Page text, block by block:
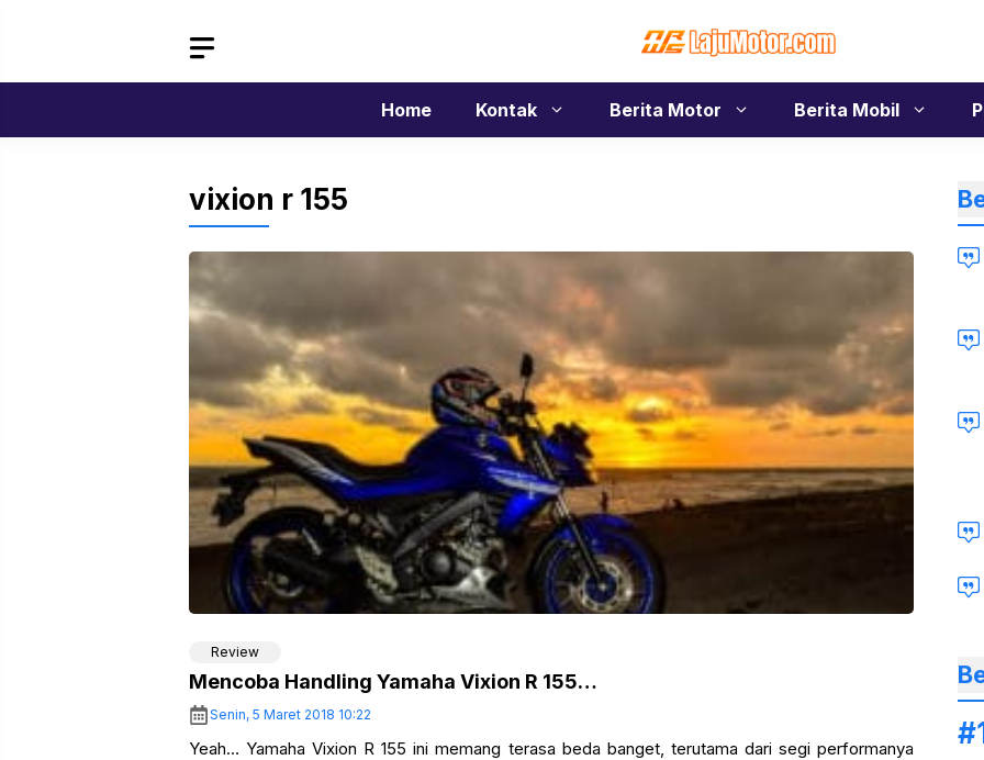
Home Kontak Berita Motor Berita Mobil
vixion r 155
Review
Mencoba Handling Yamaha Vixion R 155…
Senin, 5 Maret 2018 10:22
Yeah… Yamaha Vixion R 155 ini memang terasa beda banget, terutama dari segi performanya